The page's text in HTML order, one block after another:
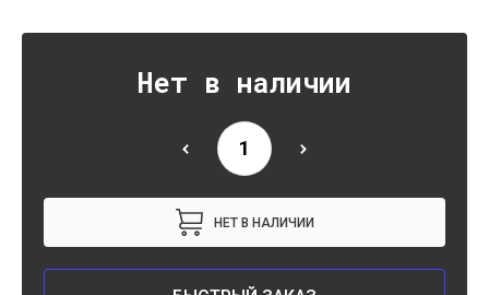
Нет в наличии
НЕТ В НАЛИЧИИ